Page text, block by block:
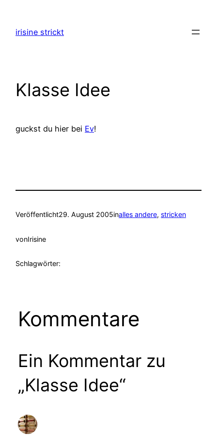
springen
irisine strickt
Klasse Idee
guckst du hier bei Ev!
Veröffentlicht29. August 2005inalles andere, stricken
vonIrisine
Schlagwörter:
Kommentare
Ein Kommentar zu
„Klasse Idee“